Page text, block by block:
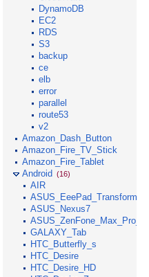
DynamoDB
EC2
RDS
S3
backup
ce
elb
error
parallel
route53
v2
Amazon_Dash_Button
Amazon_Fire_TV_Stick
Amazon_Fire_Tablet
Android (16)
AIR
ASUS_EeePad_Transformer
ASUS_Nexus7
ASUS_ZenFone_Max_Pro_M1
GALAXY_Tab
HTC_Butterfly_s
HTC_Desire
HTC_Desire_HD